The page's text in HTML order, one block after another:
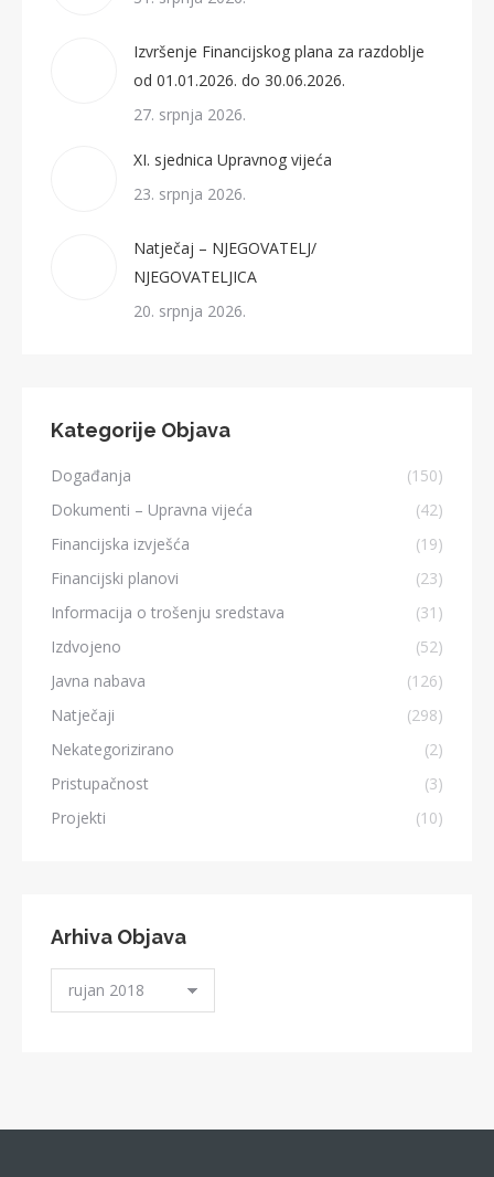
Izvršenje Financijskog plana za razdoblje
od 01.01.2026. do 30.06.2026.
27. srpnja 2026.
XI. sjednica Upravnog vijeća
23. srpnja 2026.
Natječaj – NJEGOVATELJ/
NJEGOVATELJICA
20. srpnja 2026.
Kategorije Objava
Događanja
(150)
Dokumenti – Upravna vijeća
(42)
Financijska izvješća
(19)
Financijski planovi
(23)
Informacija o trošenju sredstava
(31)
Izdvojeno
(52)
Javna nabava
(126)
Natječaji
(298)
Nekategorizirano
(2)
Pristupačnost
(3)
Projekti
(10)
Arhiva Objava
Arhiva
Objava